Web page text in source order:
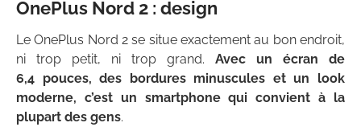
OnePlus Nord 2 : design
Le OnePlus Nord 2 se situe exactement au bon endroit,
ni trop petit, ni trop grand. Avec un écran de
6,4 pouces, des bordures minuscules et un look
moderne, c’est un smartphone qui convient à la
plupart des gens.